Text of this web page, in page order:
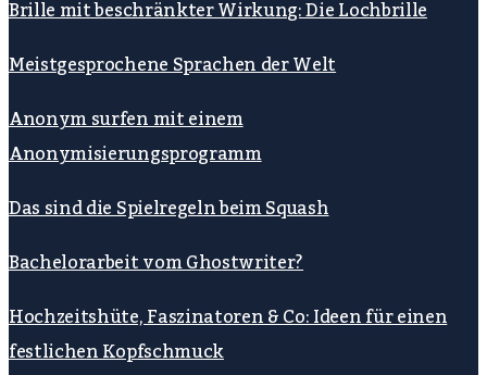
Brille mit beschränkter Wirkung: Die Lochbrille
Meistgesprochene Sprachen der Welt
Anonym surfen mit einem
Anonymisierungsprogramm
Das sind die Spielregeln beim Squash
Bachelorarbeit vom Ghostwriter?
Hochzeitshüte, Faszinatoren & Co: Ideen für einen
festlichen Kopfschmuck